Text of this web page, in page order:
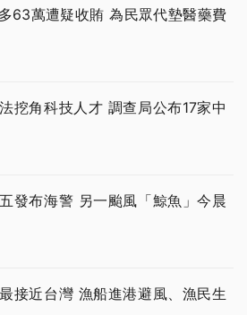
63萬遭疑收賄 為民眾代墊醫藥費
挖角科技人才 調查局公布17家中
發布海警 另一颱風「鯨魚」今晨
接近台灣 漁船進港避風、漁民生